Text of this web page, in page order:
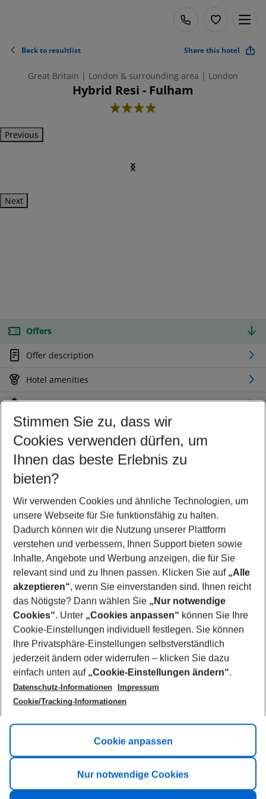
Back to resultlist Share this hotel
Great Britain | London & surrounding area | London
Hybrid Resi - Fulham
4
Previous
Next
Offers
Offer description
Hotel amenities
Location
Customize your offer
Find the perfect deal which suits your best
Your departure airport
Any airport
Select your date range
08/08/26–06/08/27 5-8 nights
Who will travel
2 adults No children
Show more filter
Footer
Footer navigation
Title A
Link A
Stimmen Sie zu, dass wir
Cookies verwenden dürfen, um
Ihnen das beste Erlebnis zu
bieten?
Wir verwenden Cookies und ähnliche Technologien, um
unsere Webseite für Sie funktionsfähig zu halten.
Dadurch können wir die Nutzung unserer Plattform
verstehen und verbessern, Ihnen Support bieten sowie
Inhalte, Angebote und Werbung anzeigen, die für Sie
relevant sind und zu Ihnen passen. Klicken Sie auf „Alle
akzeptieren“, wenn Sie einverstanden sind. Ihnen reicht
das Nötigste? Dann wählen Sie „Nur notwendige
Cookies“. Unter „Cookies anpassen“ können Sie Ihre
Cookie-Einstellungen individuell festlegen. Sie können
Ihre Privatsphäre-Einstellungen selbstverständlich
jederzeit ändern oder widerrufen – klicken Sie dazu
einfach unten auf „Cookie-Einstellungen ändern“.
Datenschutz-Informationen
Impressum
Cookie/Tracking-Informationen
Cookie anpassen
Nur notwendige Cookies